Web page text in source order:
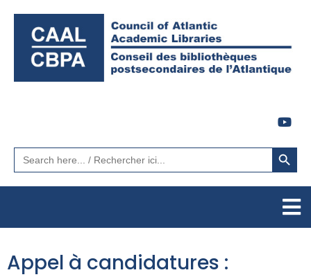
Search
for:
Search Button
Appel à candidatures :